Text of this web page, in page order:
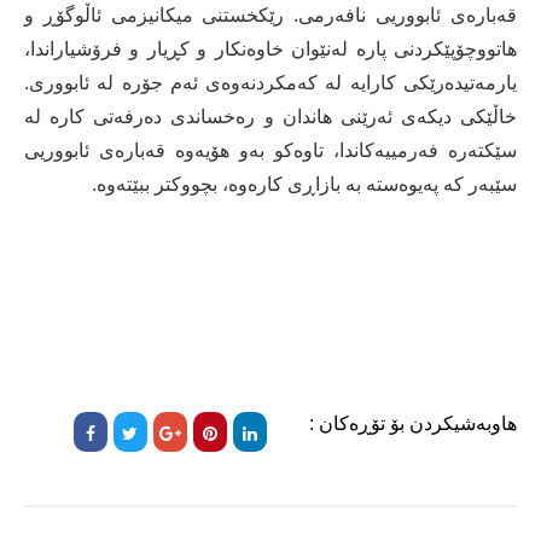
قەبارەی ئابووریی نافەرمی. رێکخستنی میکانیزمی ئاڵوگۆڕ و
هاتووچۆپێکردنی پارە لەنێوان خاوەنکار و کڕیار و فرۆشیاراندا،
یارمەتیدەرێکی کارایە لە کەمکردنەوەی ئەم جۆرە لە ئابووری.
خاڵێکی دیکەی ئەرێنی هاندان و رەخساندی دەرفەتی کارە لە
سێکتەرە فەرمییەکاندا، تاوەکو بەو هۆیەوە قەبارەی ئابووریی
سێبەر کە پەیوەستە بە بازاڕی کارەوە، بچووکتر ببێتەوە.
هاوبەشیکردن بۆ تۆڕەکان :